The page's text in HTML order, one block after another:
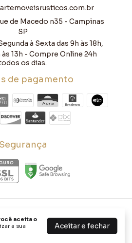
aceita o
a sua
Aceitar e fechar
de Macedo n35 - Campinas
SP
à Sexta das 9h às 18h,
13h - Compre Online 24h
os dias.
de pagamento
Segurança
ARTE MÓVEIS RÚSTICOS
- 39623352000139. Todos os direitos